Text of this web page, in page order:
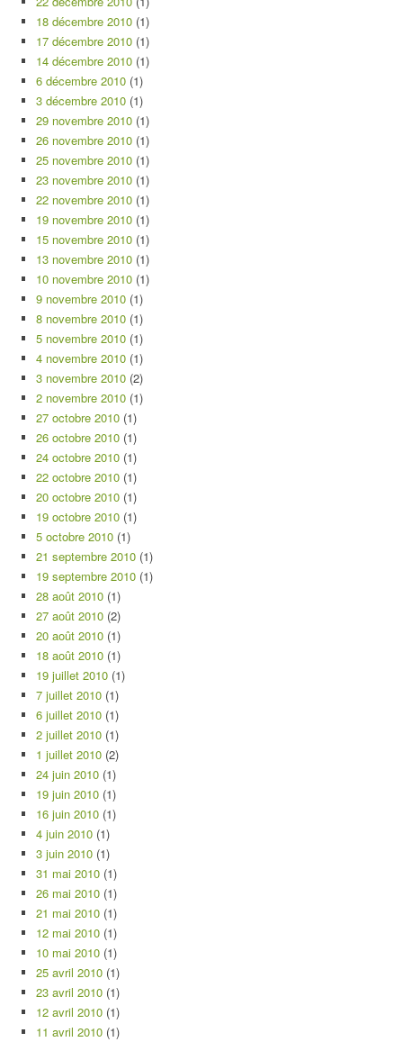
18 décembre 2010 (1)
17 décembre 2010 (1)
14 décembre 2010 (1)
6 décembre 2010 (1)
3 décembre 2010 (1)
29 novembre 2010 (1)
26 novembre 2010 (1)
25 novembre 2010 (1)
23 novembre 2010 (1)
22 novembre 2010 (1)
19 novembre 2010 (1)
15 novembre 2010 (1)
13 novembre 2010 (1)
10 novembre 2010 (1)
9 novembre 2010 (1)
8 novembre 2010 (1)
5 novembre 2010 (1)
4 novembre 2010 (1)
3 novembre 2010 (2)
2 novembre 2010 (1)
27 octobre 2010 (1)
26 octobre 2010 (1)
24 octobre 2010 (1)
22 octobre 2010 (1)
20 octobre 2010 (1)
19 octobre 2010 (1)
5 octobre 2010 (1)
21 septembre 2010 (1)
19 septembre 2010 (1)
28 août 2010 (1)
27 août 2010 (2)
20 août 2010 (1)
18 août 2010 (1)
19 juillet 2010 (1)
7 juillet 2010 (1)
6 juillet 2010 (1)
2 juillet 2010 (1)
1 juillet 2010 (2)
24 juin 2010 (1)
19 juin 2010 (1)
16 juin 2010 (1)
4 juin 2010 (1)
3 juin 2010 (1)
31 mai 2010 (1)
26 mai 2010 (1)
21 mai 2010 (1)
12 mai 2010 (1)
10 mai 2010 (1)
25 avril 2010 (1)
23 avril 2010 (1)
12 avril 2010 (1)
11 avril 2010 (1)